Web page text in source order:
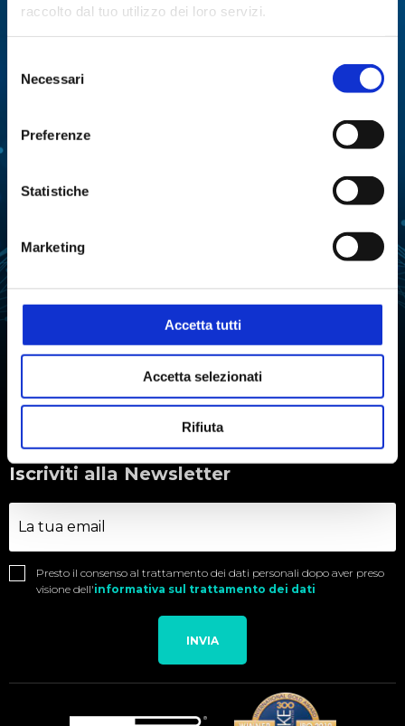
raccolto dal tuo utilizzo dei loro servizi.
delNecessari
Preferenze
Statistiche
Marketing
Accetta tutti
Accetta selezionati
Rifiuta
strumenti per diverse applicazioni.
ANALISI ENZIMATICA
MULTIPARAMETRICA
FERMENTAZIONE
MANIPOLAZIONE LIQUIDI
ANALISI ATTIVITÀ
DELL'ACQUA
SINTESI CHIMICA
Iscriviti alla Newsletter
Presto il consenso al trattamento dei dati personali dopo aver preso
visione dell'informativa sul trattamento dei dati
INVIA